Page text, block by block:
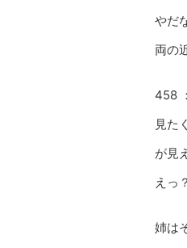
やだ
両の
458
見た
が見
えっ
姉は